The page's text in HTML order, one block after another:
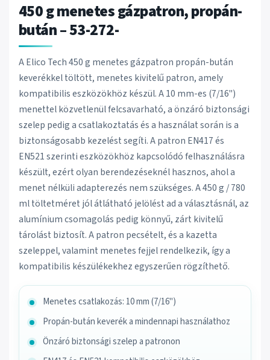
450 g menetes gázpatron, propán-
bután – 53-272-
A Elico Tech 450 g menetes gázpatron propán-bután
keverékkel töltött, menetes kivitelű patron, amely
kompatibilis eszközökhöz készül. A 10 mm-es (7/16")
menettel közvetlenül felcsavarható, a önzáró biztonsági
szelep pedig a csatlakoztatás és a használat során is a
biztonságosabb kezelést segíti. A patron EN417 és
EN521 szerinti eszközökhöz kapcsolódó felhasználásra
készült, ezért olyan berendezéseknél hasznos, ahol a
menet nélküli adapterezés nem szükséges. A 450 g / 780
ml töltetméret jól átlátható jelölést ad a választásnál, az
alumínium csomagolás pedig könnyű, zárt kivitelű
tárolást biztosít. A patron pecsételt, és a kazetta
szeleppel, valamint menetes fejjel rendelkezik, így a
kompatibilis készülékekhez egyszerűen rögzíthető.
Menetes csatlakozás: 10 mm (7/16")
Propán-bután keverék a mindennapi használathoz
Önzáró biztonsági szelep a patronon